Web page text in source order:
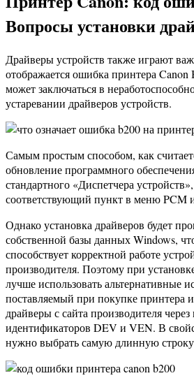
Вопросы установки
Драйверы устройств также играют
отображается ошибка принтера Canon
может заключаться в
устаревании драйверов устройств.
Самым простым способом, как
обновление программного
стандартного «Диспетчера
соответствующий пункт в меню PCM
Однако установка драйверов будет
собственной базы данных Windows,
способствует корректной работе
производителя. Поэтому при
лучше использовать альтернативные
поставляемый при покупке принтера
драйверы с сайта производителя
идентификаторов DEV и VEN. В
нужно выбрать самую длинную